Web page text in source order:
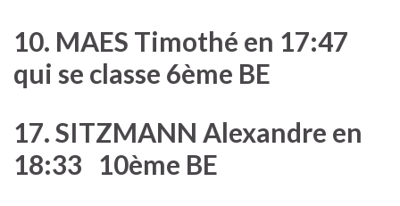
10. MAES Timothé en 17:47
qui se classe 6ème BE
17. SITZMANN Alexandre en
18:33 10ème BE